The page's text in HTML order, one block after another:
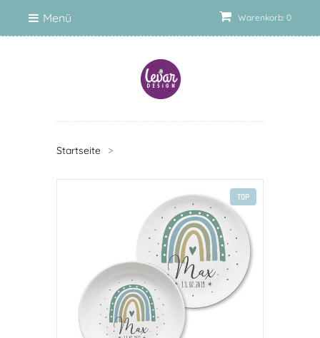
Warenkorb: 0
Menü
Startseite >
TOP